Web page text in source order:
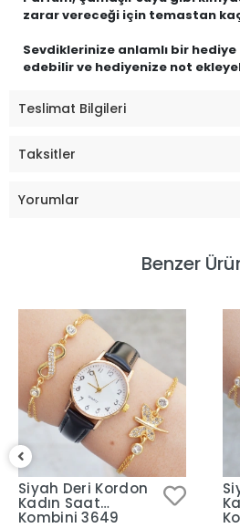
zarar vereceği için temastan
Sevdiklerinize anlamlı bir hediye
edebilir ve hediyenize not
Teslimat Bilgileri
Taksitler
Yorumlar
Benzer
Siyah Deri Kordon
Kadın Saat
Kombini 3649